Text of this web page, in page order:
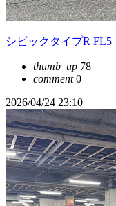
シビックタイプR FL5
thumb_up 78
comment0
2026/04/24 23:10